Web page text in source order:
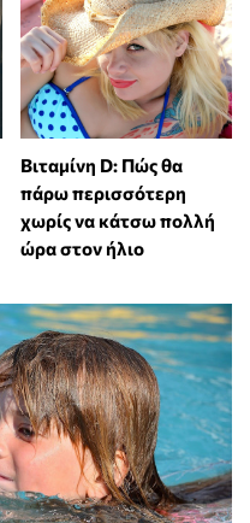
Βιταμίνη D: Πώς θα
πάρω περισσότερη
χωρίς να κάτσω πολλή
ώρα στον ήλιο